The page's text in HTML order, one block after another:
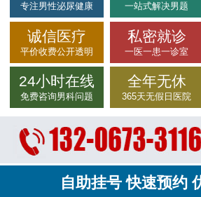
专注男性泌尿健康 一站式解决男题
诚信医疗
平价收费公开透明
私密就诊
一医一患一诊室
24小时在线
免费咨询男科问题
全年无休
365天无假日医院
自助挂号 快速预约